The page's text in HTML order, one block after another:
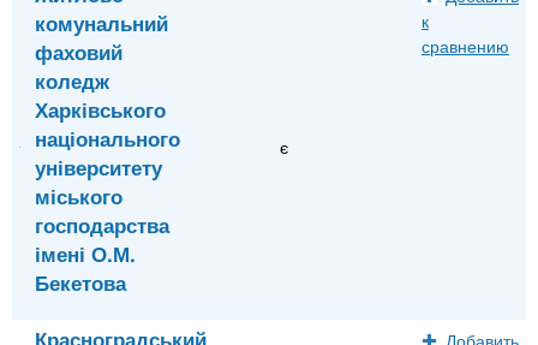
комунальний
фаховий
коледж
Харківського
національного
університету
міського
господарства
імені О.М.
Бекетова
є
к
сравнению
Красноградський
Добавить